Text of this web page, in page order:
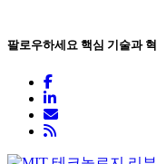
팔로우하세요 핵심 기술과